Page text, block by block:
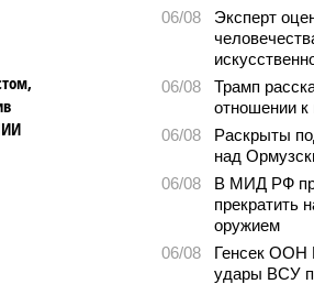
06/08
Эксперт
06/08
Трамп
отношении к
06/08
Раскрыты
над
06/08
В МИД РФ
прекратить
оружием
06/08
Генсек ООН
удары ВСУ